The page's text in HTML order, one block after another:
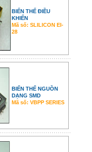
BIẾN THẾ ĐIỀU
KHIỂN
Mã số: SLILICON EI-
28
BIẾN THẾ NGUỒN
DẠNG SMD
Mã số: VBPP SERIES